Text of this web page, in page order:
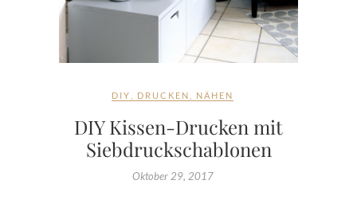
DIY DRUCKEN NÄHEN
DIY Kissen-Drucken mit
Siebdruckschablonen
Oktober 29, 2017